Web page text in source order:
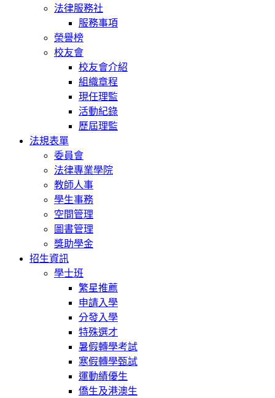
法律服務社
服務事項
榮譽榜
校友會
校友會介紹
組織章程
現任理監
活動紀錄
歷屆理監
法規表單
委員會
法律專業學院
教師人事
學生事務
空間管理
圖書管理
獎助學金
招生資訊
學士班
繁星推薦
申請入學
分發入學
特殊選才
暑假轉學考試
寒假轉學甄試
運動績優生
僑生及港澳生